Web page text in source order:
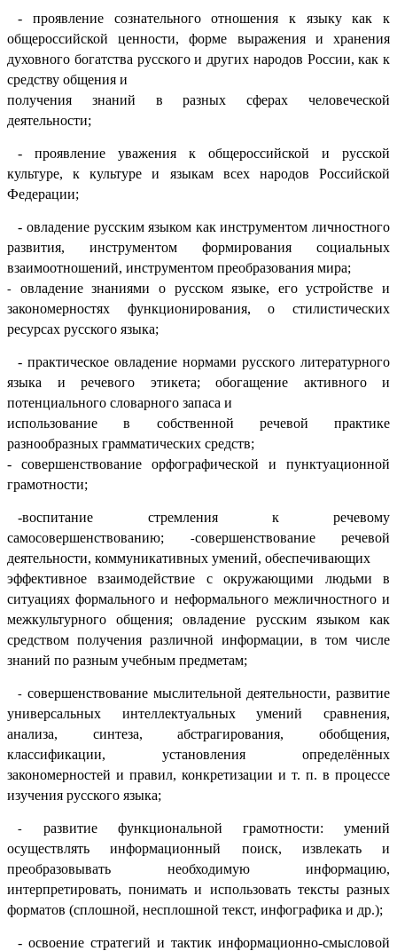
- проявление сознательного отношения к языку как к
общероссийской ценности, форме выражения и хранения
духовного богатства русского и других народов России, как к
средству общения и
получения знаний в разных сферах ​человеческой
деятельности;
- проявление уважения к общероссийской и русской
культуре, к культуре и языкам всех народов Российской
Федерации;
- овладение русским языком как инструментом личностного
развития, инструментом формирования социальных
взаимоотношений, инструментом преобразования мира;
- овладение знаниями о русском языке, его устройстве и
закономерностях функционирования, о стилистических
ресурсах русского языка;
- практическое овладение нормами русского литературного
языка и речевого этикета; обогащение активного и
потенциального словарного запаса и
использование в собственной речевой практике
разнообразных грамматических средств;
- совершенствование орфографической и пунктуационной
грамотности;
-воспитание стремления к речевому
самосовершенствованию; -совершенствование речевой
деятельности, коммуникативных умений, обеспечивающих
эффективное взаимодействие с окружающими людьми в
ситуациях формального и неформального межличностного и
межкультурного общения; овладение русским языком как
средством получения различной информации, в том числе
знаний по разным учебным предметам;
-совершенствование мыслительной деятельности, развитие
универсальных интеллектуальных умений сравнения,
анализа, синтеза, абстрагирования, обобщения,
классификации, установления определённых
закономерностей и правил, конкретизации и т. п. в процессе
изучения русского языка;
- развитие функциональной грамотности: умений
осуществлять информационный поиск, извлекать и
преобразовывать необходимую информацию,
интерпретировать, понимать и использовать тексты разных
форматов (сплошной, несплошной текст, инфографика и др.);
- освоение стратегий и тактик информационно-смысловой